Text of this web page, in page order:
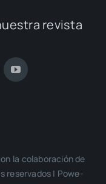
revis­ta
la cola­bo­ra­ción de
reser­va­dos | Powe­